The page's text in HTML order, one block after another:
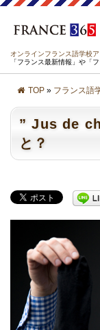
オンラインフランス語学校
「フランス最新情報」や「
TOP » フランス語
” Jus de
と？